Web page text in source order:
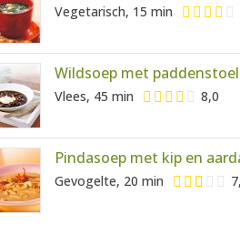
Vegetarisch, 15 min
Wildsoep met
Vlees, 45 min 8,0
Pindasoep met kip en
Gevogelte, 20 min